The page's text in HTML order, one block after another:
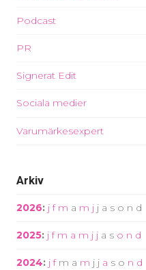
Podcast
PR
Signerat Edit
Sociala medier
Varumärkesexpert
Arkiv
2026: j f m a m j j a s o n d
2025: j f m a m j j a s o n d
2024: j f m a m j j a s o n d